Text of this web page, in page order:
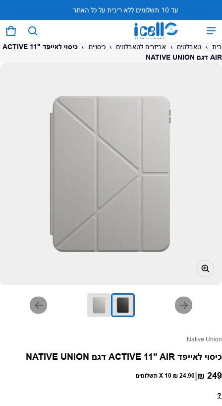
עד 10 תשלומים ללא ריבית על כל האתר
0 פריטים
המוצר נוסף לעגלה
לתשלום
בית › טאבלטים › אביזרים לטאבלטים › כיסויים ›
כיסוי לאייפד ACTIVE 11"
AIR דגם NATIVE UNION
ספק:
Native Union
כיסוי לאייפד ACTIVE 11" AIR דגם NATIVE UNION
מחיר רגיל
249 ₪
|
24.90 ₪ X 10 תשלומים
?
על המוצר